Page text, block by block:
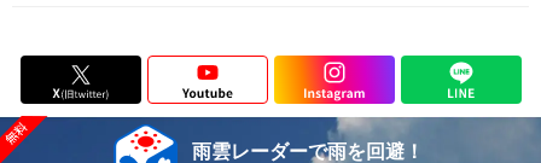
雨雲レーダーで雨を回避！